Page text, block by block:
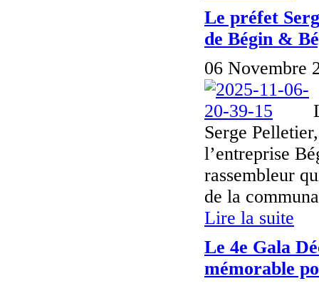
Le préfet
de Bégin &
06 Novembre
Serge
l’entreprise
rassembleur
de la
Lire la suite
Le 4e Gala
mémorable